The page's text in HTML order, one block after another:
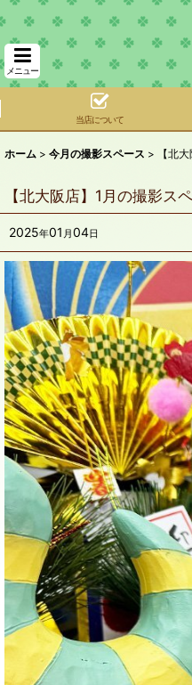
メニュー
当店について
ホーム > 今月の撮影スペース > 【北
【北大阪店】1月の撮影ス
2025年01 月04日